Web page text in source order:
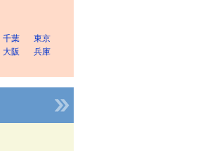
千葉
東京
大阪
兵庫